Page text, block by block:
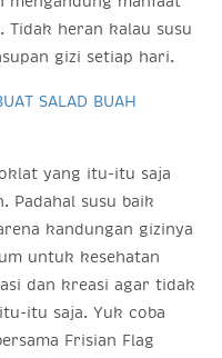
Tidak heran kalau susu
gizi setiap hari.
SALAD BUAH
yang itu-itu saja
Padahal susu baik
kandungan gizinya
untuk kesehatan
dan kreasi agar tidak
itu saja. Yuk coba
Frisian Flag